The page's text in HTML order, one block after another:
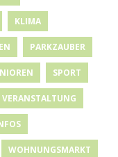
KLIMA
PARKZAUBER
SPORT
VERANSTALTUNG
WOHNUNGSMARKT